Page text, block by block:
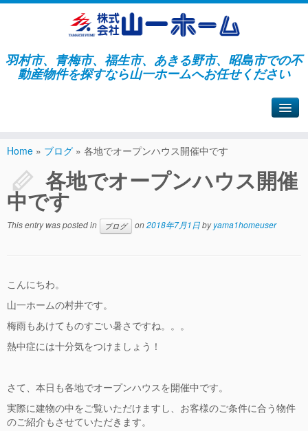
羽村市、青梅市、福生市、あきる野市、昭島市での不
動産物件を探すなら山一ホームへお任せください
Home » ブログ » 各地でオープンハウス開催中です
各地でオープンハウス開催
中です
This entry was posted in ブログ on2018年7月1日byyama1homeuser
こんにちわ。
山一ホームの村井です。
梅雨もあけてものすごい暑さですね。。。
熱中症には十分気をつけましょう！
さて、本日も各地でオープンハウスを開催中です。
実際に建物の中をご覧いただけますし、お客様のご条件に合う物件
のご紹介もさせていただきます。